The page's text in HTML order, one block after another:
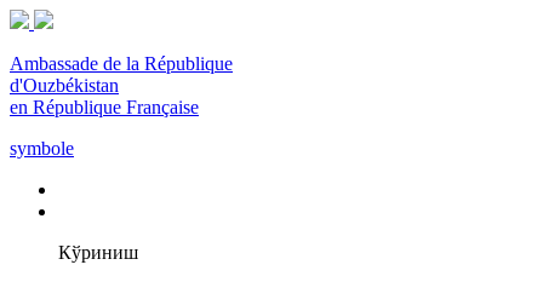
Ambassade de la République
d'Ouzbékistan
en République Française
symbole
Кўриниш